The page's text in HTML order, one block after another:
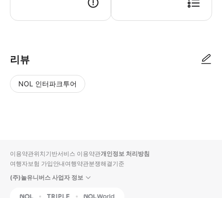
리뷰
NOL 인터파크투어
입니
다.
순
상
이용약관위치기반서비스 이용약관개인정보 처리방침
여행자보험 가입안내여행약관분쟁해결기준
(주)놀유니버스 사업자 정보